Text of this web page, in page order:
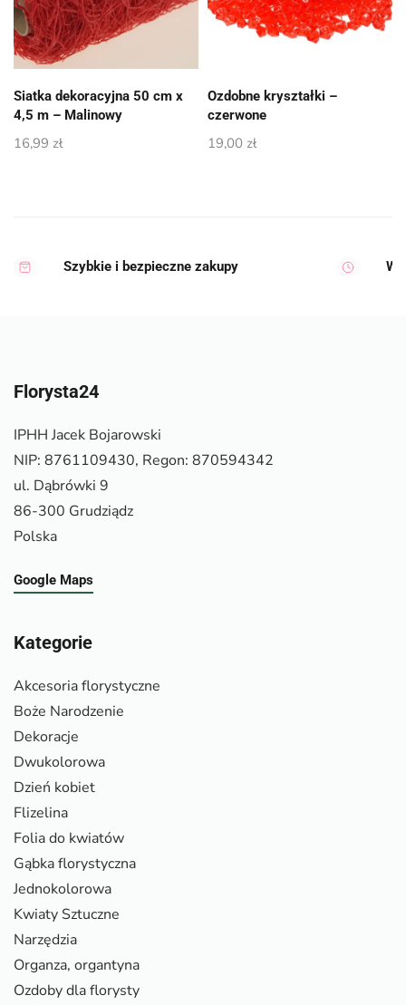
Siatka dekoracyjna 50 cm x
4,5 m – Malinowy
16,99 zł
Ozdobne kryształki –
czerwone
19,00 zł
Szybkie i bezpieczne zakupy
Florysta24
IPHH Jacek Bojarowski
NIP: 8761109430, Regon: 870594342
ul. Dąbrówki 9
86-300 Grudziądz
Polska
Google Maps
Kategorie
Akcesoria florystyczne
Boże Narodzenie
Dekoracje
Dwukolorowa
Dzień kobiet
Flizelina
Folia do kwiatów
Gąbka florystyczna
Jednokolorowa
Kwiaty Sztuczne
Narzędzia
Organza, organtyna
Ozdoby dla florysty